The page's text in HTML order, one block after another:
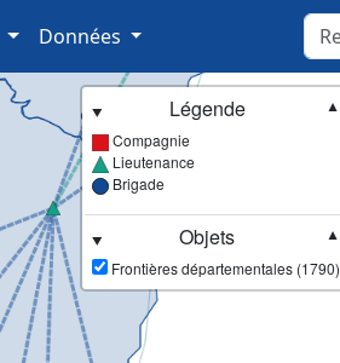
Données
Légende
▼
Compagnie
Lieutenance
Brigade
Objets
▼
Frontières départementales (1790)